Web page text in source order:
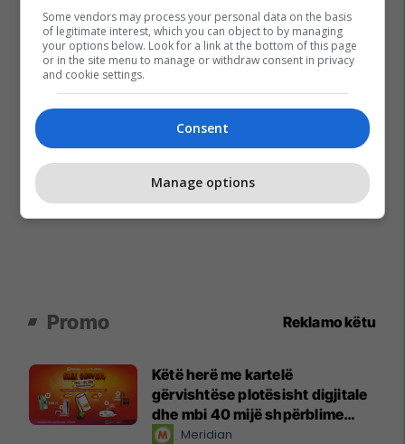
Promo Reklamo këtu
Këtë herë me kartelë
gërvishtëse plotësisht digjitale
dhe mbi 40 mijë shpërblime
instant!Meridian
Some vendors may process your personal data on the basis
of legitimate interest, which you can object to by managing
your options below. Look for a link at the bottom of this page
or in the site menu to manage or withdraw consent in privacy
and cookie settings.
Consent
Manage options